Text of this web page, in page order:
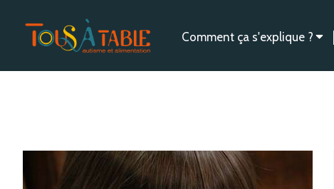
Comment ça s'explique ?